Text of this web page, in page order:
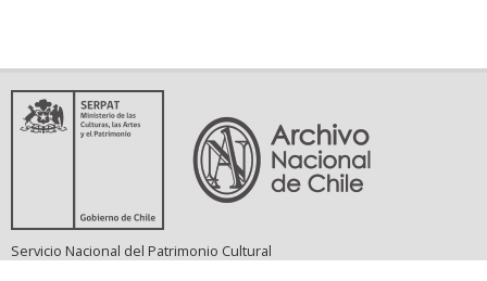
Servicio Nacional del Patrimonio Cultural